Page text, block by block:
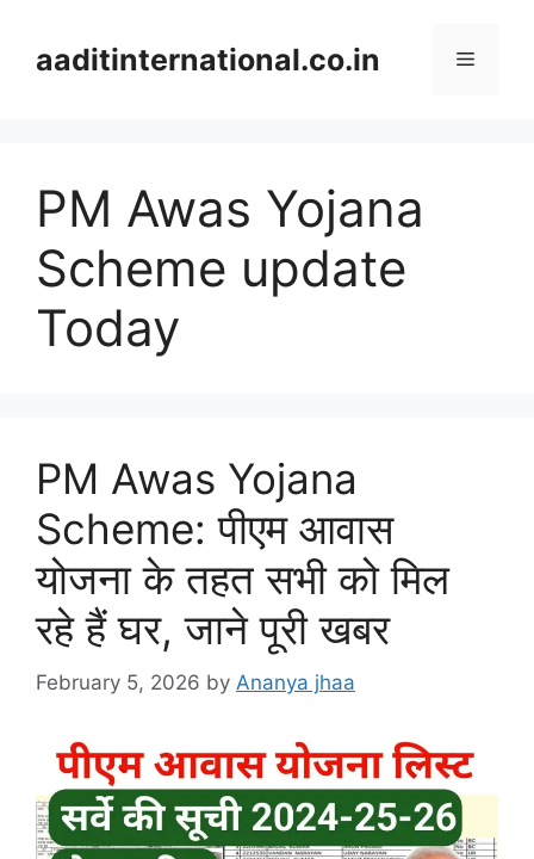
contentaaditinternational.co.in Menu
PM Awas Yojana
Scheme update
Today
PM Awas Yojana
Scheme: पीएम आवास
योजना के तहत सभी को मिल
रहे हैं घर, जाने पूरी खबर
February 5, 2026 by Ananya jhaa